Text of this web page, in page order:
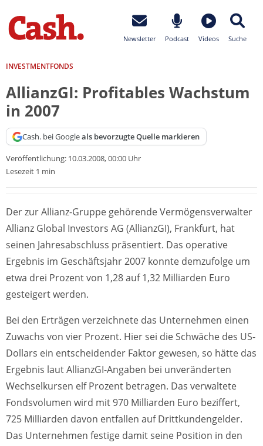
Newsletter Podcast Videos Suche
INVESTMENTFONDS
AllianzGI: Profitables Wachstum
in 2007
Cash. bei Googleals bevorzugte Quelle markieren
Veröffentlichung: 10.03.2008, 00:00 Uhr
Lesezeit 1 min
Der zur Allianz-Gruppe gehörende Vermögensverwalter
Allianz Global Investors AG (AllianzGI), Frankfurt, hat
seinen Jahresabschluss präsentiert. Das operative
Ergebnis im Geschäftsjahr 2007 konnte demzufolge um
etwa drei Prozent von 1,28 auf 1,32 Milliarden Euro
gesteigert werden.
Bei den Erträgen verzeichnete das Unternehmen einen
Zuwachs von vier Prozent. Hier sei die Schwäche des US-
Dollars ein entscheidender Faktor gewesen, so hätte das
Ergebnis laut AllianzGI-Angaben bei unveränderten
Wechselkursen elf Prozent betragen. Das verwaltete
Fondsvolumen wird mit 970 Milliarden Euro beziffert,
725 Milliarden davon entfallen auf Drittkundengelder.
Das Unternehmen festige damit seine Position in den